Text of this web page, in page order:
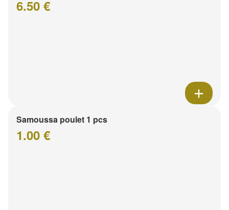
6.50 €
Samoussa poulet 1 pcs
1.00 €